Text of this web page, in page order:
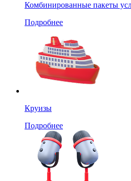
Комбинированные пакеты
Подробнее
Круизы
Подробнее